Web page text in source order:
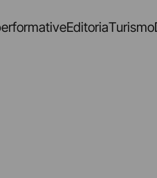
EditoriaTurismo